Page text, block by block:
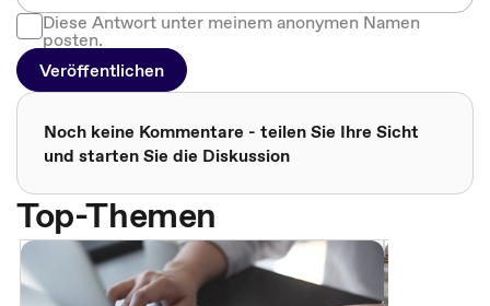
Diese Antwort unter meinem anonymen Namen
posten.
Veröffentlichen
Noch keine Kommentare - teilen Sie Ihre Sicht
und starten Sie die Diskussion
Top-Themen